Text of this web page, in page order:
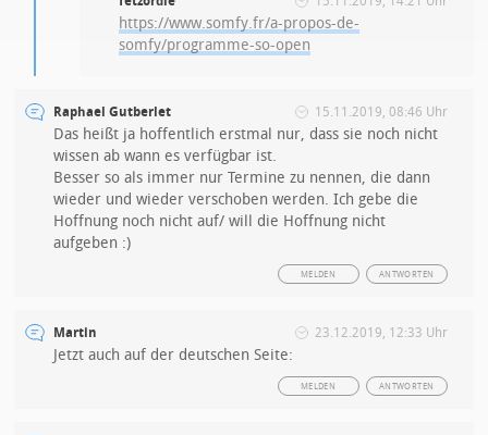
https://www.somfy.fr/a-propos-de-
somfy/programme-so-open
Raphael Gutberlet 15.11.2019, 08:46 Uhr
Das heißt ja hoffentlich erstmal nur, dass sie noch nicht
wissen ab wann es verfügbar ist.
Besser so als immer nur Termine zu nennen, die dann
wieder und wieder verschoben werden. Ich gebe die
Hoffnung noch nicht auf/ will die Hoffnung nicht
aufgeben :)
ANTWORTEN
MELDEN
Martin 23.12.2019, 12:33 Uhr
Jetzt auch auf der deutschen Seite:
ANTWORTEN
MELDEN